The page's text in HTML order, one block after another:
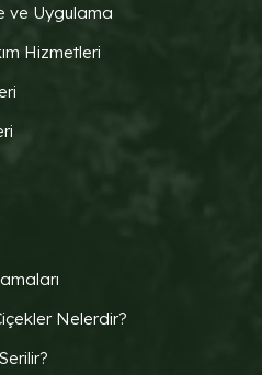
ve Uygulama
Hizmetleri
Nelerdir?